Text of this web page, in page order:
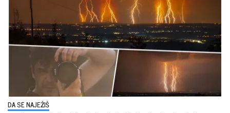
DA SE NAJEŽIŠ